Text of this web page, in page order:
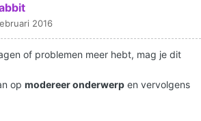
2016
of problemen meer hebt, mag je dit
op modereer onderwerp en vervolgens